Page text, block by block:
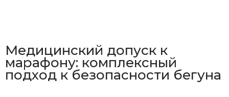
Медицинский допуск к
марафону: комплексный
подход к безопасности бегуна